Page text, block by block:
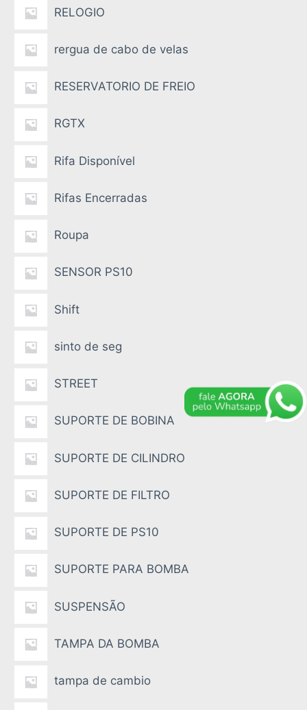
RELOGIO
rergua de cabo de velas
RESERVATORIO DE FREIO
RGTX
Rifa Disponível
Rifas Encerradas
Roupa
SENSOR PS10
Shift
sinto de seg
STREET
SUPORTE DE BOBINA
SUPORTE DE CILINDRO
SUPORTE DE FILTRO
SUPORTE DE PS10
SUPORTE PARA BOMBA
SUSPENSÃO
TAMPA DA BOMBA
tampa de cambio